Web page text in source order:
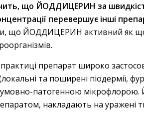
що ЙОДДИЦЕРИН за
перевершує інші
що ЙОДДИЦЕРИН активний як
практиці препарат широко
та поширені піодермії,
патогенною
накладають на уражені